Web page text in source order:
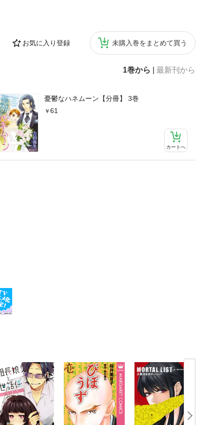
お気に入り登録 未購入巻をまとめて買う
1巻から 最新刊から
憂鬱なハネムーン【分冊】 3巻
61
カートへ